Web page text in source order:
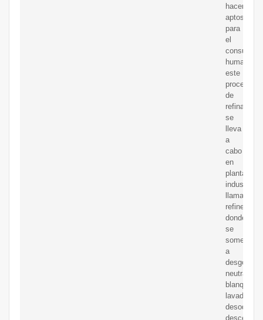
hacerlos
aptos
para
el
consumo
humano,
este
proceso
de
refinación
se
lleva
a
cabo
en
plantas
llamadas
refinerías
donde
se
someten
a
blanqueo,
lavado,
descerado,